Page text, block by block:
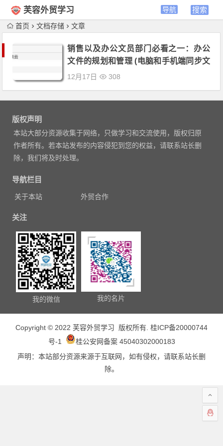
芙容外贸学习
首页 文档存储 文章
销售以及办公文员部门必看之一：办公
文件的规划和管理 (电脑和手机端同步文
件）
12月17日 308
版权声明
本站大部分资源收集于网络，只做学习和交流使用，版权归原
作者所有。若本站发布的内容侵犯到您的权益，请联系站长删
除，我们将及时处理。
导航栏目
关于本站 外贸合作
关注
我的微信 我的名片
Copyright © 2022 芙容外贸学习 版权所有. 桂ICP备20000744
号-1
桂公安网备案 45040302000183
声明：本站部分资源来源于互联网，如有侵权，请联系站长删
除。